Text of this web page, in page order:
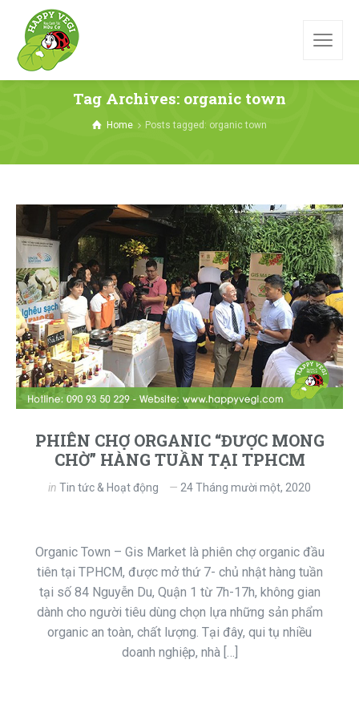
Tag Archives: organic town
Home Posts tagged: organic town
PHIÊN CHỢ ORGANIC “ĐƯỢC MONG
CHỜ” HÀNG TUẦN TẠI TPHCM
in Tin tức & Hoạt động 24 Tháng mười một, 2020
Organic Town – Gis Market là phiên chợ organic đầu
tiên tại TPHCM, được mở thứ 7- chủ nhật hàng tuần
tại số 84 Nguyễn Du, Quận 1 từ 7h-17h, không gian
dành cho người tiêu dùng chọn lựa những sản phẩm
organic an toàn, chất lượng. Tại đây, qui tụ nhiều
doanh nghiệp, nhà […]